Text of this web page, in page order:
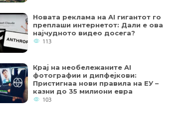
Новата реклама на AI гигантот го
преплаши интернетот: Дали е ова
најчудното видео досега?
113
Крај на необележаните AI
фотографии и дипфејкови:
Пристигнаа нови правила на ЕУ –
казни до 35 милиони евра
103